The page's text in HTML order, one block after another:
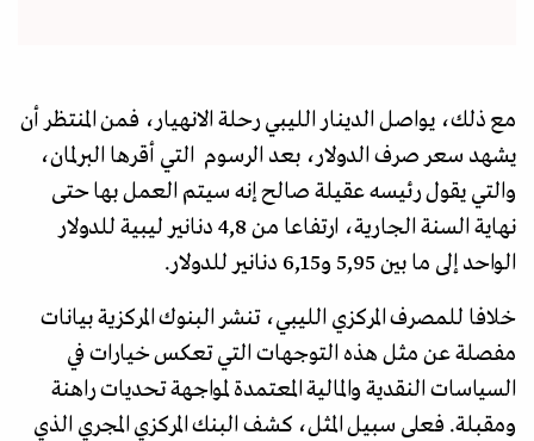
مع ذلك، يواصل الدينار الليبي رحلة الانهيار، فمن المنتظر أن
يشهد سعر صرف الدولار، بعد الرسوم التي أقرها البرلمان،
والتي يقول رئيسه عقيلة صالح إنه سيتم العمل بها حتى
نهاية السنة الجارية، ارتفاعا من 4,8 دنانير ليبية للدولار
الواحد إلى ما بين 5,95 و6,15 دنانير للدولار.
خلافا للمصرف المركزي الليبي، تنشر البنوك المركزية بيانات
مفصلة عن مثل هذه التوجهات التي تعكس خيارات في
السياسات النقدية والمالية المعتمدة لمواجهة تحديات راهنة
ومقبلة. فعلى سبيل المثل، كشف البنك المركزي المجري الذي